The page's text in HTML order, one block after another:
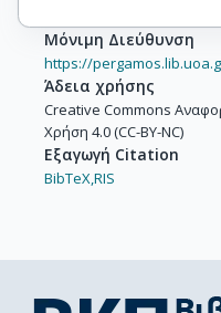
Μόνιμη Διεύθυνση
https://
Άδεια χρήσης
Creative Commons
Χρήση 4.0 (CC-BY-NC)
Εξαγωγή Citation
BibTeX,RIS